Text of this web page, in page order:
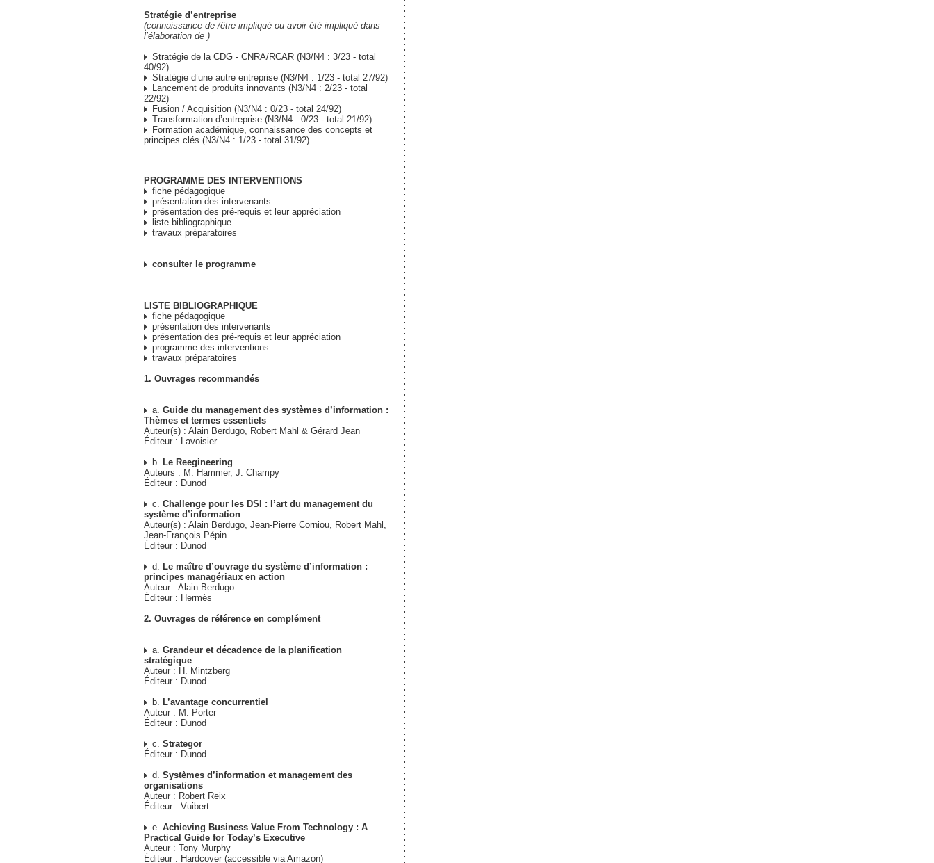
Stratégie d’entreprise
(connaissance de /être impliqué ou avoir été impliqué dans
l’élaboration de )
Stratégie de la CDG - CNRA/RCAR (N3/N4 : 3/23 - total
40/92)
Stratégie d’une autre entreprise (N3/N4 : 1/23 - total 27/92)
Lancement de produits innovants (N3/N4 : 2/23 - total
22/92)
Fusion / Acquisition (N3/N4 : 0/23 - total 24/92)
Transformation d’entreprise (N3/N4 : 0/23 - total 21/92)
Formation académique, connaissance des concepts et
principes clés (N3/N4 : 1/23 - total 31/92)
PROGRAMME DES INTERVENTIONS
fiche pédagogique
présentation des intervenants
présentation des pré-requis et leur appréciation
liste bibliographique
travaux préparatoires
consulter le programme
LISTE BIBLIOGRAPHIQUE
fiche pédagogique
présentation des intervenants
présentation des pré-requis et leur appréciation
programme des interventions
travaux préparatoires
1. Ouvrages recommandés
a. Guide du management des systèmes d’information :
Thèmes et termes essentiels
Auteur(s) : Alain Berdugo, Robert Mahl & Gérard Jean
Éditeur : Lavoisier
b. Le Reegineering
Auteurs : M. Hammer, J. Champy
Éditeur : Dunod
c. Challenge pour les DSI : l’art du management du
système d’information
Auteur(s) : Alain Berdugo, Jean-Pierre Corniou, Robert Mahl,
Jean-François Pépin
Éditeur : Dunod
d. Le maître d’ouvrage du système d’information :
principes managériaux en action
Auteur : Alain Berdugo
Éditeur : Hermès
2. Ouvrages de référence en complément
a. Grandeur et décadence de la planification
stratégique
Auteur : H. Mintzberg
Éditeur : Dunod
b. L’avantage concurrentiel
Auteur : M. Porter
Éditeur : Dunod
c. Strategor
Éditeur : Dunod
d. Systèmes d’information et management des
organisations
Auteur : Robert Reix
Éditeur : Vuibert
e. Achieving Business Value From Technology : A
Practical Guide for Today’s Executive
Auteur : Tony Murphy
Éditeur : Hardcover (accessible via Amazon)